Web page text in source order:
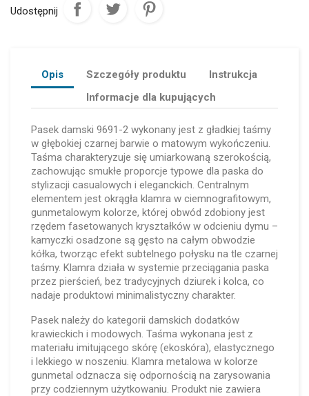
Udostępnij
Opis Szczegóły produktu
Instrukcja
Informacje dla kupujących
Pasek damski 9691-2 wykonany jest z gładkiej taśmy
w głębokiej czarnej barwie o matowym wykończeniu.
Taśma charakteryzuje się umiarkowaną szerokością,
zachowując smukłe proporcje typowe dla paska do
stylizacji casualowych i eleganckich. Centralnym
elementem jest okrągła klamra w ciemnografitowym,
gunmetalowym kolorze, której obwód zdobiony jest
rzędem fasetowanych kryształków w odcieniu dymu –
kamyczki osadzone są gęsto na całym obwodzie
kółka, tworząc efekt subtelnego połysku na tle czarnej
taśmy. Klamra działa w systemie przeciągania paska
przez pierścień, bez tradycyjnych dziurek i kolca, co
nadaje produktowi minimalistyczny charakter.
Pasek należy do kategorii damskich dodatków
krawieckich i modowych. Taśma wykonana jest z
materiału imitującego skórę (ekoskóra), elastycznego
i lekkiego w noszeniu. Klamra metalowa w kolorze
gunmetal odznacza się odpornością na zarysowania
przy codziennym użytkowaniu. Produkt nie zawiera